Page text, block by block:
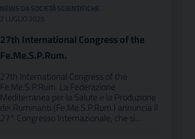
NEWS DA SOCIETÀ SCIENTIFICHE
2 LUGLIO 2025
27th International Congress of the
Fe.Me.S.P.Rum.
27th International Congress of the
Fe.Me.S.P.Rum. La Federazione
Mediterranea per la Salute e la Produzione
dei Ruminanti (Fe.Me.S.P.Rum.) annuncia il
27° Congresso Internazionale, che si…